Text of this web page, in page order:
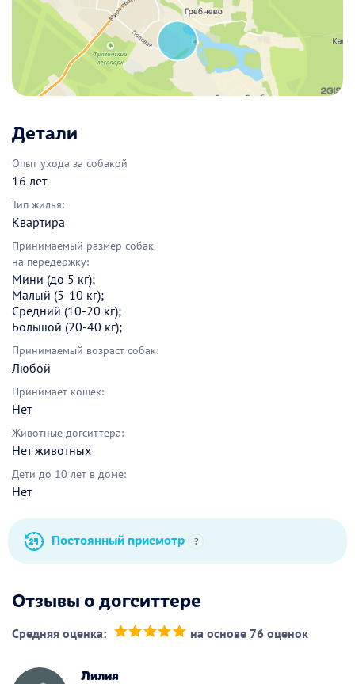
Детали
Опыт ухода за собакой
16 лет
Тип жилья:
Квартира
Принимаемый размер собак
на передержку:
Мини (до 5 кг);
Малый (5-10 кг);
Средний (10-20 кг);
Большой (20-40 кг);
Принимаемый возраст собак:
Любой
Принимает кошек:
Нет
Животные догситтера:
Нет животных
Дети до 10 лет в доме:
Нет
Постоянный присмотр ?
Отзывы о догситтере
Средняя оценка: на основе 76 оценок
Лилия